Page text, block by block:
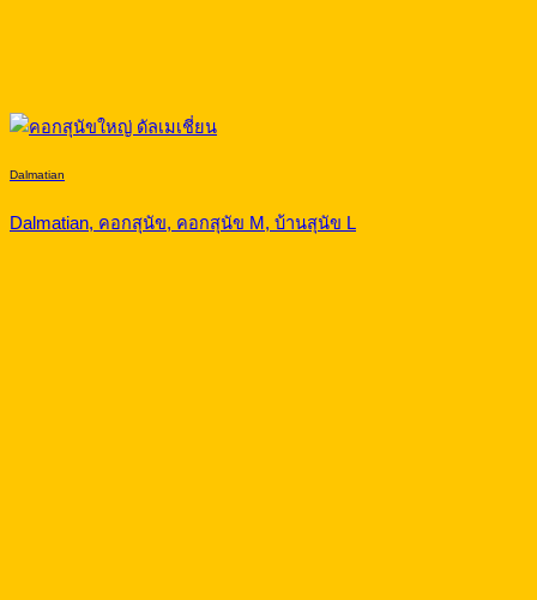
Dalmatian
Dalmatian, คอกสุนัข, คอกสุนัข M, บ้านสุนัข L